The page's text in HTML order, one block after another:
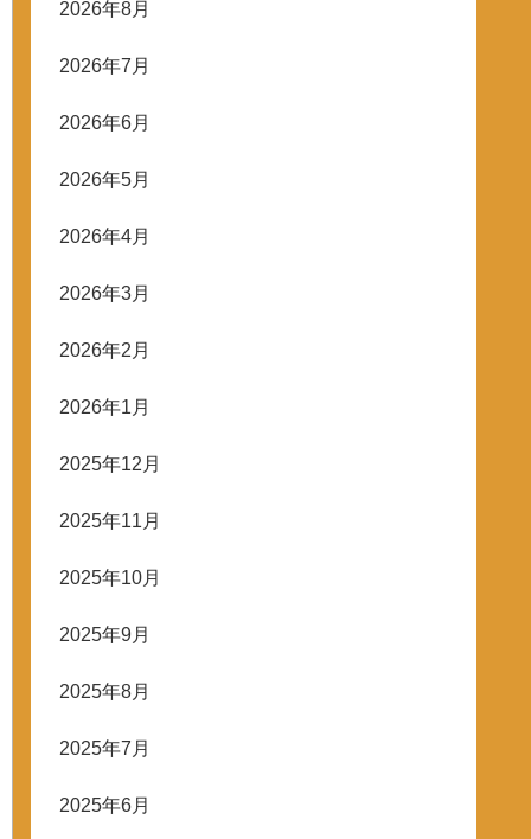
2026年8月
2026年7月
2026年6月
2026年5月
2026年4月
2026年3月
2026年2月
2026年1月
2025年12月
2025年11月
2025年10月
2025年9月
2025年8月
2025年7月
2025年6月